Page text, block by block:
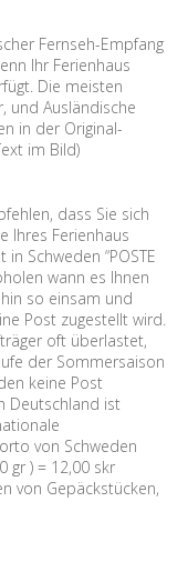
Fernseh-Empfang
Ihr Ferienhaus
Die meisten
und Ausländische
in der Original-
im Bild)
dass Sie sich
Ihres Ferienhaus
Schweden “POSTE
wann es Ihnen
so einsam und
Post zugestellt wird.
oft überlastet,
der Sommersaison
keine Post
Deutschland ist
von Schweden
gr ) = 12,00 skr
von Gepäckstücken,